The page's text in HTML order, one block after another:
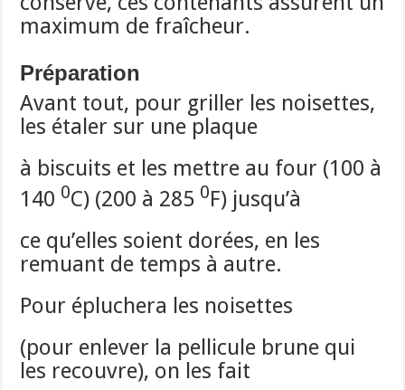
maximum de fraîcheur.
Préparation
Avant tout, pour griller les noisettes,
les étaler sur une plaque
à biscuits et les mettre au four (100 à
140 0C) (200 à 285 0F) jusqu’à
ce qu’elles soient dorées, en les
remuant de temps à autre.
Pour épluchera les noisettes
(pour enlever la pellicule brune qui
les recouvre), on les fait